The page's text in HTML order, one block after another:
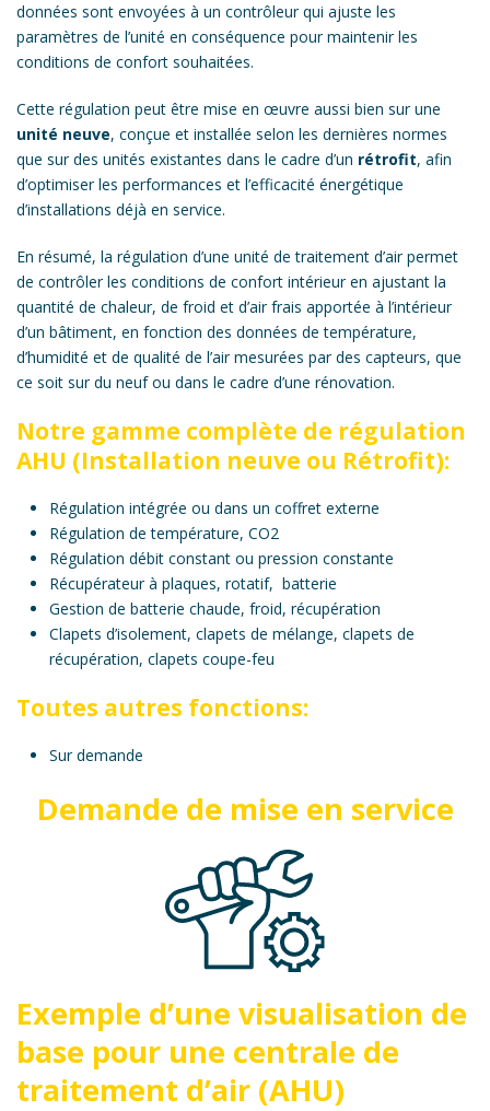
données sont envoyées à un contrôleur qui ajuste les
paramètres de l’unité en conséquence pour maintenir les
conditions de confort souhaitées.
Cette régulation peut être mise en œuvre aussi bien sur une
unité neuve, conçue et installée selon les dernières normes
que sur des unités existantes dans le cadre d’un rétrofit, afin
d’optimiser les performances et l’efficacité énergétique
d’installations déjà en service.
En résumé, la régulation d’une unité de traitement d’air permet
de contrôler les conditions de confort intérieur en ajustant la
quantité de chaleur, de froid et d’air frais apportée à l’intérieur
d’un bâtiment, en fonction des données de température,
d’humidité et de qualité de l’air mesurées par des capteurs, que
ce soit sur du neuf ou dans le cadre d’une rénovation.
Notre gamme complète de régulation
AHU (Installation neuve ou Rétrofit):
Régulation intégrée ou dans un coffret externe
Régulation de température, CO2
Régulation débit constant ou pression constante
Récupérateur à plaques, rotatif, batterie
Gestion de batterie chaude, froid, récupération
Clapets d’isolement, clapets de mélange, clapets de
récupération, clapets coupe-feu
Toutes autres fonctions:
Sur demande
Demande de mise en service
Exemple d’une visualisation de
base pour une centrale de
traitement d’air (AHU)